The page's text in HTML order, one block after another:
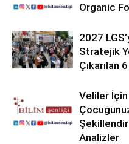
Organic
2027
Stratejik
Çıkarılan
Veliler
Analizler